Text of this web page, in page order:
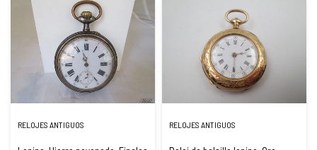
RELOJES ANTIGUOS RELOJES ANTIGUOS